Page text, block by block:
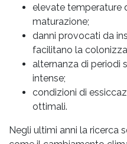
elevate temperature
maturazione;
danni provocati da
facilitano la
alternanza di periodi
intense;
condizioni di
ottimali.
Negli ultimi anni la ricerca